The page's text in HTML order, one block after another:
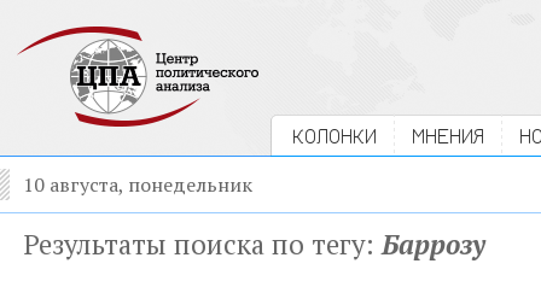
КОЛОНКИ МНЕНИЯ
10 августа, понедельник
Результаты поиска по тегу:Баррозу